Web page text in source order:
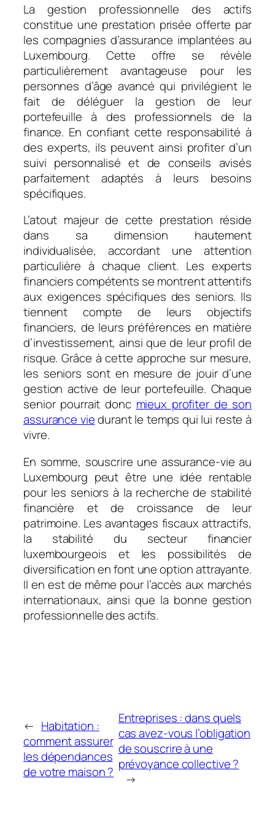
La gestion professionnelle des actifs
constitue une prestation prisée offerte par
les compagnies d’assurance implantées au
Luxembourg. Cette offre se révèle
particulièrement avantageuse pour les
personnes d’âge avancé qui privilégient le
fait de déléguer la gestion de leur
portefeuille à des professionnels de la
finance. En confiant cette responsabilité à
des experts, ils peuvent ainsi profiter d’un
suivi personnalisé et de conseils avisés
parfaitement adaptés à leurs besoins
spécifiques.
L’atout majeur de cette prestation réside
dans sa dimension hautement
individualisée, accordant une attention
particulière à chaque client. Les experts
financiers compétents se montrent attentifs
aux exigences spécifiques des seniors. Ils
tiennent compte de leurs objectifs
financiers, de leurs préférences en matière
d’investissement, ainsi que de leur profil de
risque. Grâce à cette approche sur mesure,
les seniors sont en mesure de jouir d’une
gestion active de leur portefeuille. Chaque
senior pourrait donc mieux profiter de son
assurance viedurant le temps qui lui reste à
vivre.
En somme, souscrire une assurance-vie au
Luxembourg peut être une idée rentable
pour les seniors à la recherche de stabilité
financière et de croissance de leur
patrimoine. Les avantages fiscaux attractifs,
la stabilité du secteur financier
luxembourgeois et les possibilités de
diversification en font une option attrayante.
Il en est de même pour l’accès aux marchés
internationaux, ainsi que la bonne gestion
professionnelle des actifs.
← Habitation :
comment assurer
les dépendances
de votre maison ?
Entreprises : dans quels
cas avez-vous l’obligation
de souscrire à une
prévoyance collective ?
→